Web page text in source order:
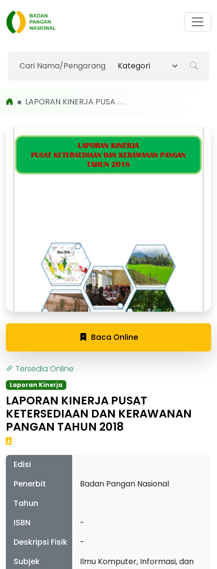
LAPORAN KINERJA PUSA . . .
Baca Online
Tersedia Online
Laporan Kinerja
LAPORAN KINERJA PUSAT
KETERSEDIAAN DAN KERAWANAN
PANGAN TAHUN 2018
Edisi
Penerbit
Badan Pangan Nasional
Tahun
ISBN
-
Deskripsi Fisik
-
Subjek
Ilmu Komputer, Informasi, dan